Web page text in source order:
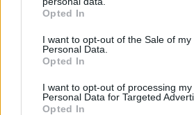
grant or deny consent to Google and
use your data for below specified
consent section.
Opted In
I want to opt-out of the Sale of my
Personal Data.
Opted In
I want to opt-out of processing my
Personal Data for Targeted
Opted In
Βίντεο: Στις Μαλδίβες η Ιωάννα Τούνη
μετά το νοσοκομείο, η υποδοχή με
09.08.2026, 18:00